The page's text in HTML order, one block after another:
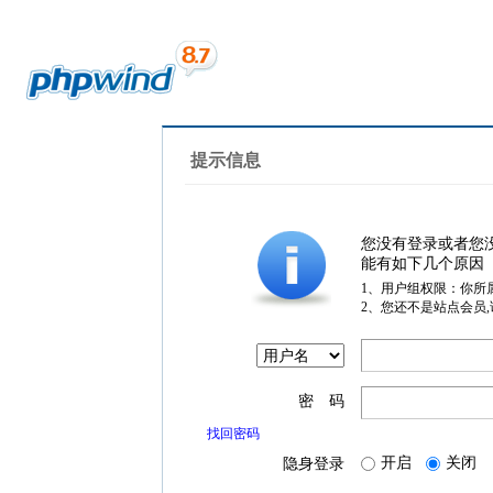
提示信息
您没有登录或者您
能有如下几个原因
1、用户组权限：你所
2、您还不是站点会员
密 码
找回密码
隐身登录 开启 关闭